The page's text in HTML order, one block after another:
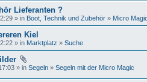
Lieferanten ?
» in Boot, Technik und Zubehör » Micro
Kiel
» in Marktplatz » Suche
» in Segeln » Segeln mit der Micro Magic